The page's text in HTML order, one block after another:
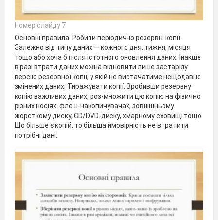
Номер слайду 7
Основні правила. Робити періодично резервні копії.
Залежно від типу даних — кожного дня, тижня, місяця
тощо або хоча б після істотного оновлення даних. Інакше
в разі втрати даних можна відновити лише застарілу
версію резервної копії, у якій не вистачатиме нещодавно
змінених даних. Тиражувати копії. Зробивши резервну
копію важливих даних, роз-множити цю копію на фізично
різних носіях: флеш-накопичувачах, зовнішньому
жорсткому диску, CD/DVD-диску, хмарному сховищі тощо.
Що більше є копій, то більша ймовірність не втратити
потрібні дані.